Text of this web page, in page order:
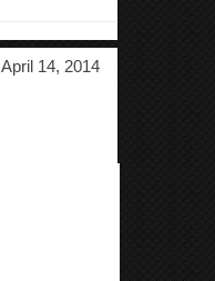
April 14, 2014